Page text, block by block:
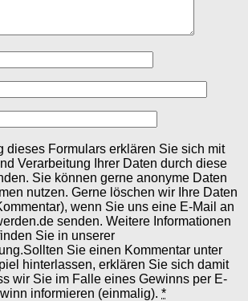
dieses Formulars erklären Sie sich mit
Verarbeitung Ihrer Daten durch diese
Sie können gerne anonyme Daten
nutzen. Gerne löschen wir Ihre Daten
wenn Sie uns eine E-Mail an
senden. Weitere Informationen
Sie in unserer
Sie einen Kommentar unter
hinterlassen, erklären Sie sich damit
wir Sie im Falle eines Gewinns per E-
informieren (einmalig). *